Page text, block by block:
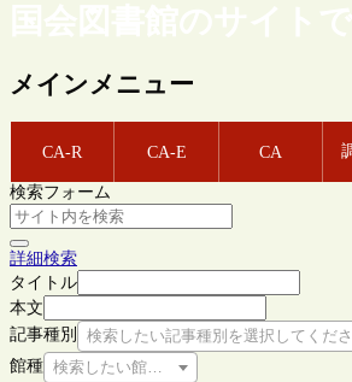
国会図書館のサイトで
メインメニュー
CA-R CA-E CA
検索フォーム
詳細検索
タイトル
本文
記事種別
検索したい記事種別を選択してくだ
館種 検索したい館種を選択してください